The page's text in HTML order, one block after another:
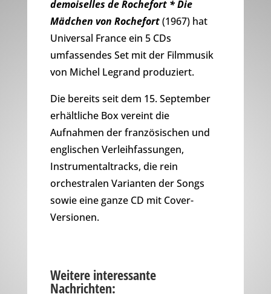
demoiselles de Rochefort * Die
Mädchen von Rochefort(1967) hat
Universal France ein 5 CDs
umfassendes Set mit der Filmmusik
von Michel Legrand produziert.
Die bereits seit dem 15. September
erhältliche Box vereint die
Aufnahmen der französischen und
englischen Verleihfassungen,
Instrumentaltracks, die rein
orchestralen Varianten der Songs
sowie eine ganze CD mit Cover-
Versionen.
Weitere interessante
Nachrichten: